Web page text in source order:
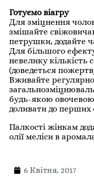
Готуємо віагру
Для зміцнення
змішайте
петрушки, додайте
Для більшого
невелику кількість
(доведеться
Вживайте
будь-якою
доливати до перших
Палкості жінкам
олії меліси в
6 Квітня, 2017